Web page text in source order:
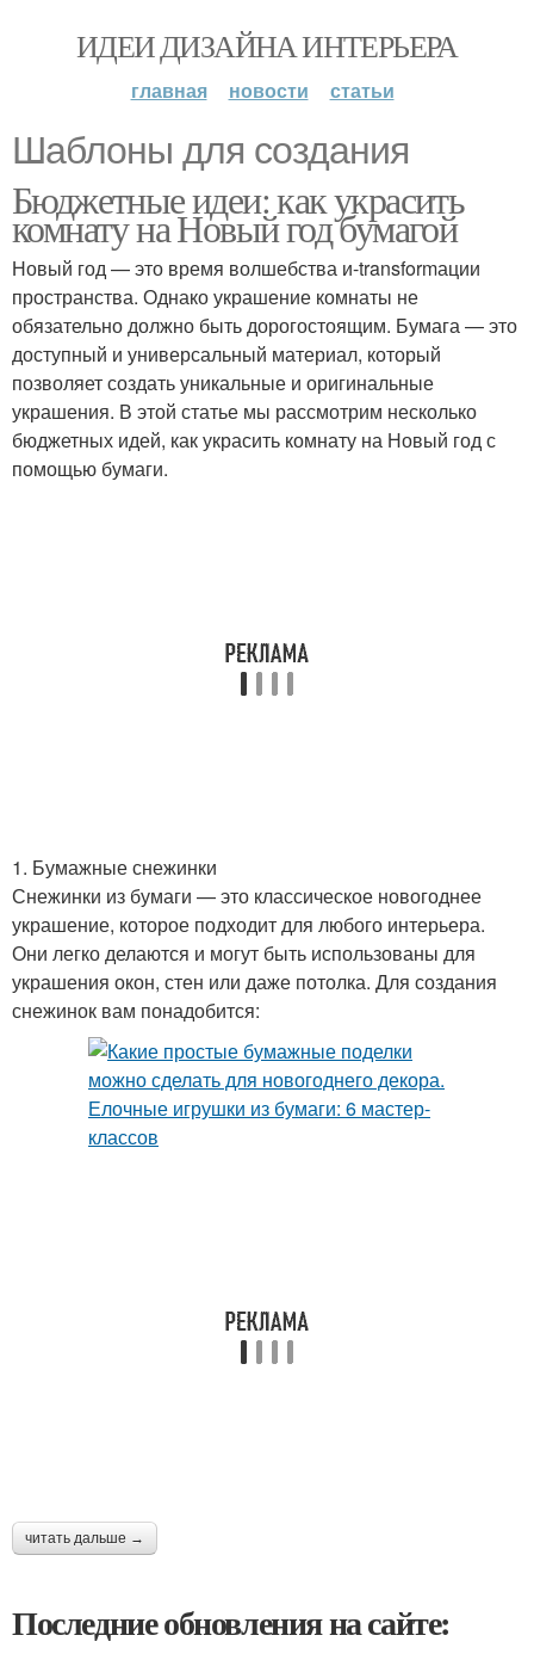
ИДЕИ ДИЗАЙНА ИНТЕРЬЕРА
главная новости статьи
Шаблоны для создания
Бюджетные идеи: как украсить
комнату на Новый год бумагой
Новый год — это время волшебства и-transformации
пространства. Однако украшение комнаты не
обязательно должно быть дорогостоящим. Бумага — это
доступный и универсальный материал, который
позволяет создать уникальные и оригинальные
украшения. В этой статье мы рассмотрим несколько
бюджетных идей, как украсить комнату на Новый год с
помощью бумаги.
1. Бумажные снежинки
Снежинки из бумаги — это классическое новогоднее
украшение, которое подходит для любого интерьера.
Они легко делаются и могут быть использованы для
украшения окон, стен или даже потолка. Для создания
снежинок вам понадобится:
читать дальше →
Последние обновления на сайте: